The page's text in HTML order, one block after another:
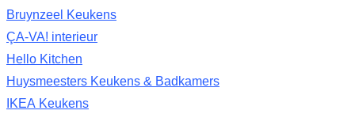
Bruynzeel Keukens
ÇA-VA! interieur
Hello Kitchen
Huysmeesters Keukens & Badkamers
IKEA Keukens